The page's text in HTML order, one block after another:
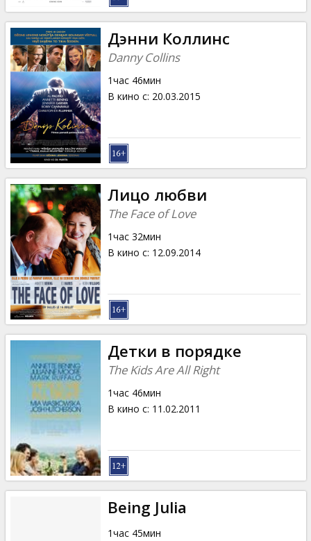
Дэнни Коллинс
Danny Collins
1час 46мин
В кино с: 20.03.2015
Лицо любви
The Face of Love
1час 32мин
В кино с: 12.09.2014
Детки в порядке
The Kids Are All Right
1час 46мин
В кино с: 11.02.2011
Being Julia
1час 45мин